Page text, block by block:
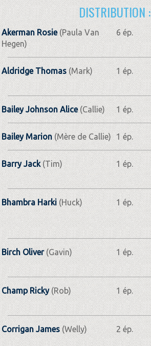
DISTRIBUTION :
Akerman Rosie(Paula Van
Hegen)
6 ép.
Aldridge Thomas(Mark) 1 ép.
Bailey Johnson Alice(Callie) 1 ép.
Bailey Marion (Mère de Callie) 1 ép.
Barry Jack(Tim) 1 ép.
Bhambra Harki (Huck) 1 ép.
Birch Oliver(Gavin) 1 ép.
Champ Ricky(Rob) 1 ép.
Corrigan James (Welly) 2 ép.